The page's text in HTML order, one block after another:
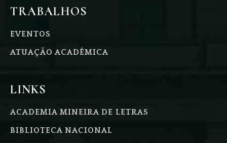
TRABALHOS
EVENTOS
ATUAÇÃO ACADÊMICA
LINKS
ACADEMIA MINEIRA DE LETRAS
BIBLIOTECA NACIONAL